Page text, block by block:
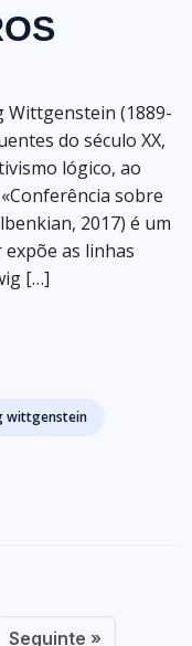
Wittgenstein (1889-
do século XX,
lógico, ao
sobre
2017) é um
as linhas
[…]
wittgenstein
Seguinte »